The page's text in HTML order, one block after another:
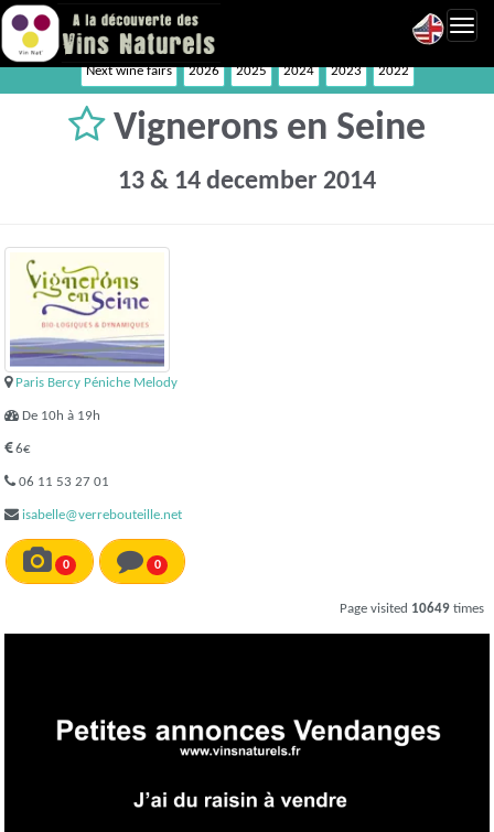
Next wine fairs 2026 2025 2024 2023 2022
Vignerons en Seine
13 & 14 december 2014
Paris Bercy Péniche Melody
De 10h à 19h
6€
06 11 53 27 01
isabelle@verrebouteille.net
0 0
Page visited 10649 times